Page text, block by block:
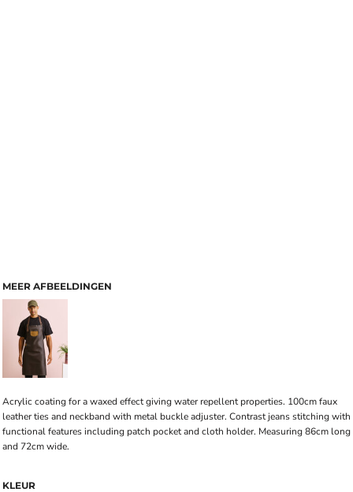
MEER AFBEELDINGEN
Acrylic coating for a waxed effect giving water repellent properties. 100cm faux
leather ties and neckband with metal buckle adjuster. Contrast jeans stitching with
functional features including patch pocket and cloth holder. Measuring 86cm long
and 72cm wide.
KLEUR